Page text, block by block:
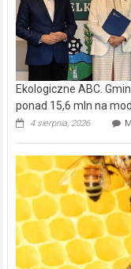
Ekologiczne ABC.
ponad 15,6 mln na
4 sierpnia, 2026